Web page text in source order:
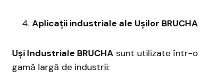
Aplicații industriale ale Ușilor BRUCHA
Uși Industriale BRUCHA sunt utilizate într-o
gamă largă de industrii: